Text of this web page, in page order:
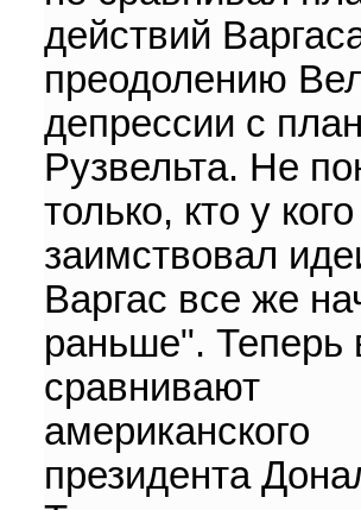
действий
преодолению
депрессии с
Рузвельта. Не
только, кто у кого
заимствовал
Варгас все же
раньше". Теперь
сравнивают
американского
президента